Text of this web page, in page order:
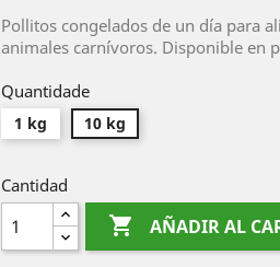
Pollitos congelados de un día para
animales carnívoros. Disponible en
Quantidade
1 kg 10 kg
Cantidad
 AÑADIR AL